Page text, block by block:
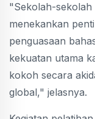
"Sekolah-
menekankan
penguasaan
kekuatan utama
kokoh secara
global," jelasnya.